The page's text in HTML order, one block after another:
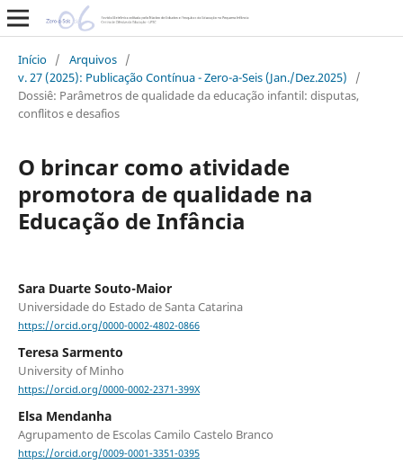
Início / Arquivos /
v. 27 (2025): Publicação Contínua - Zero-a-Seis (Jan./Dez.2025)
/
Dossiê: Parâmetros de qualidade da educação infantil: disputas,
conflitos e desafios
O brincar como atividade
promotora de qualidade na
Educação de Infância
Sara Duarte Souto-Maior
Universidade do Estado de Santa Catarina
https://orcid.org/0000-0002-4802-0866
Teresa Sarmento
University of Minho
https://orcid.org/0000-0002-2371-399X
Elsa Mendanha
Agrupamento de Escolas Camilo Castelo Branco
https://orcid.org/0009-0001-3351-0395